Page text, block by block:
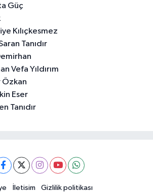
Güç
Kılıçkesmez
Tanıdır
Vefa Yıldırım
Özkan
Eser
Tanıdır
İletisim Gizlilik politikası